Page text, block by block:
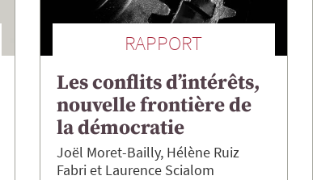
RAPPORT
Les conflits d’intérêts,
nouvelle frontière de
la démocratie
Joël Moret-Bailly Hélène Ruiz
Fabri
Laurence Scialom